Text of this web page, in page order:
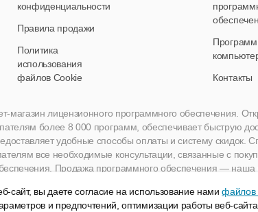
конфиденциальности
Правила продажи
Политика
использования
файлов Cookie
Контакты
магазин лицензионного программного обеспечения.
более 8 000 программ, обеспечивает быструю
удобные способы оплаты и систему скидок.
все необходимые консультации, связанные с
Продажа программного обеспечения — наша
сайт, вы даете согласие на использование намифайлов
и предпочтений, оптимизации работы веб-сайта.